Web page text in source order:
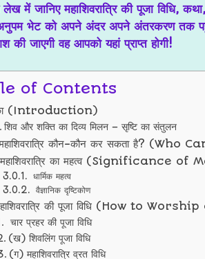
में जानिए महाशिवरात्रि की पूजा विधि,
भेट को अपने अंदर अपने अंतरकरण तक
की जाएगी वह आपको यहां प्राप्त होगी!
of Contents
(Introduction)
शिव और शक्ति का दिव्य मिलन – सृष्टि का संतुलन
कौन-कौन कर सकता है?
का महत्व (Significance
धार्मिक महत्व
वैज्ञानिक दृष्टिकोण
की पूजा विधि (How to
चार प्रहर की पूजा विधि
(ख) शिवलिंग पूजा विधि
(ग) महाशिवरात्रि व्रत विधि